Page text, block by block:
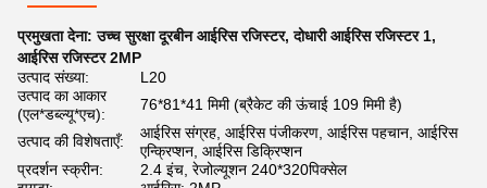
प्रमुखता देना:उच्च सुरक्षा दूरबीन आईरिस रजिस्टर,दोधारी आईरिस रजिस्टर 1,
आईरिस रजिस्टर 2MP
उत्पाद संख्या:
L20
उत्पाद का आकार
(एल*डब्ल्यू*एच):
76*81*41 मिमी (ब्रैकेट की ऊंचाई 109 मिमी है)
उत्पाद की विशेषताएँ:
आईरिस संग्रह, आईरिस पंजीकरण, आईरिस पहचान, आईरिस
एन्क्रिप्शन, आईरिस डिक्रिप्शन
प्रदर्शन स्क्रीन:
2.4 इंच, रेजोल्यूशन 240*320पिक्सेल